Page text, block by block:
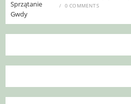
/ 0 COMMENTS